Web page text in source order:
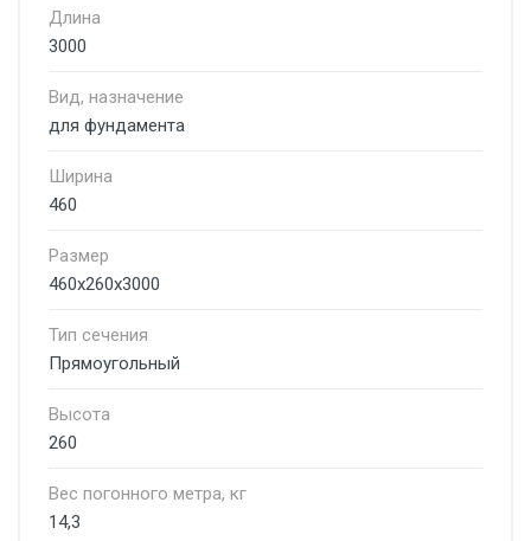
Длина
3000
Вид, назначение
для фундамента
Ширина
460
Размер
460х260х3000
Тип сечения
Прямоугольный
Высота
260
Вес погонного метра, кг
14,3